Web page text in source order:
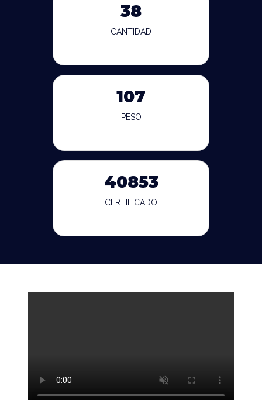
38
CANTIDAD
107
PESO
40853
CERTIFICADO